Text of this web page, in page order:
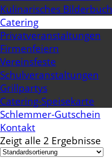
Kulinarisches Bilderbuch
Catering
Privatveranstaltungen
Firmenfeiern
Vereinsfeste
Schulveranstaltungen
Grillpartys
Catering-Speisekarte
Schlemmer-Gutschein
Kontakt
Zeigt alle 2 Ergebnisse